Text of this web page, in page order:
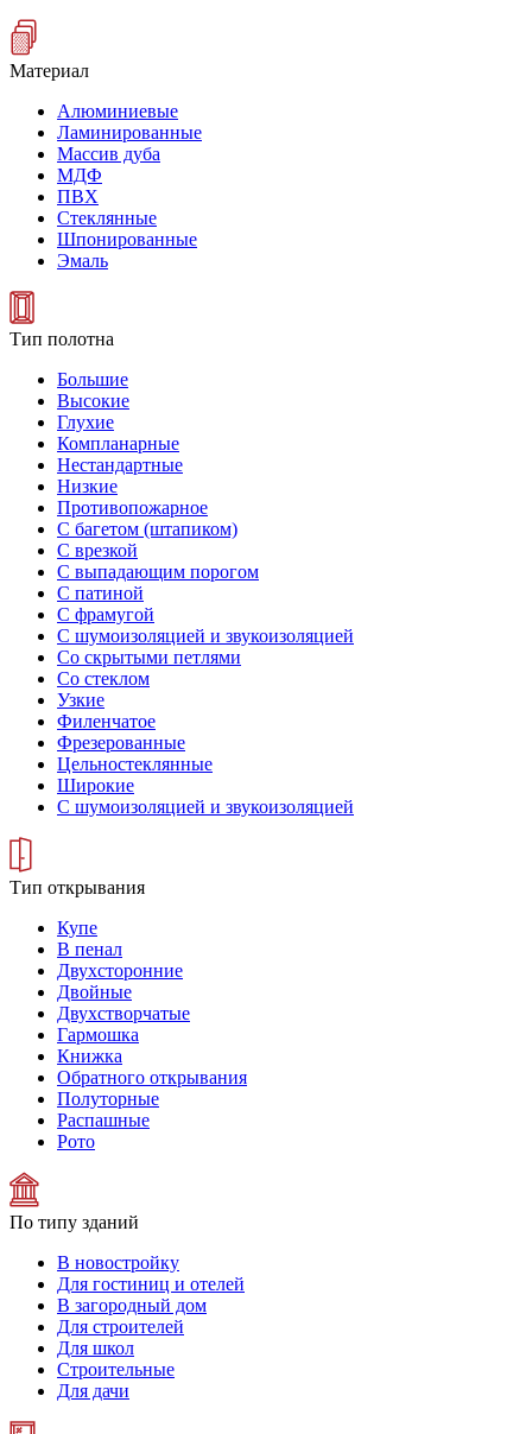
Материал
Алюминиевые
Ламинированные
Массив дуба
МДФ
ПВХ
Стеклянные
Шпонированные
Эмаль
Тип полотна
Большие
Высокие
Глухие
Компланарные
Нестандартные
Низкие
Противопожарное
С багетом (штапиком)
С врезкой
С выпадающим порогом
С патиной
С фрамугой
С шумоизоляцией и звукоизоляцией
Со скрытыми петлями
Со стеклом
Узкие
Филенчатое
Фрезерованные
Цельностеклянные
Широкие
С шумоизоляцией и звукоизоляцией
Тип открывания
Купе
В пенал
Двухсторонние
Двойные
Двухстворчатые
Гармошка
Книжка
Обратного открывания
Полуторные
Распашные
Рото
По типу зданий
В новостройку
Для гостиниц и отелей
В загородный дом
Для строителей
Для школ
Строительные
Для дачи